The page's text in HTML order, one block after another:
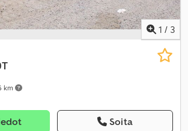
1 / 3
km
Soita